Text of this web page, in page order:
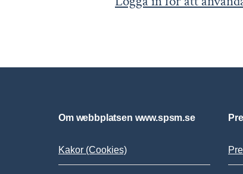
Om webbplatsen www.spsm.se
Kakor (Cookies)